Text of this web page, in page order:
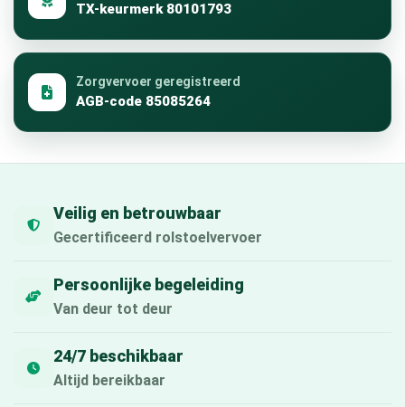
TX-keurmerk 80101793
Zorgvervoer geregistreerd
AGB-code 85085264
Veilig en betrouwbaar
Gecertificeerd rolstoelvervoer
Persoonlijke begeleiding
Van deur tot deur
24/7 beschikbaar
Altijd bereikbaar